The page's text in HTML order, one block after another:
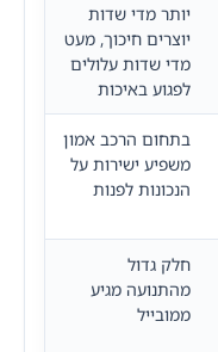
יותר מדי שדות
יוצרים חיכוך, מעט
מדי שדות עלולים
לפגוע באיכות
בתחום הרכב אמון
משפיע ישירות על
הנכונות לפנות
חלק גדול
מהתנועה מגיע
ממובייל